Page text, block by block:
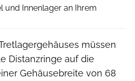
und Innenlager an Ihrem
müssen
Distanzringe auf die
Gehäusebreite von 68